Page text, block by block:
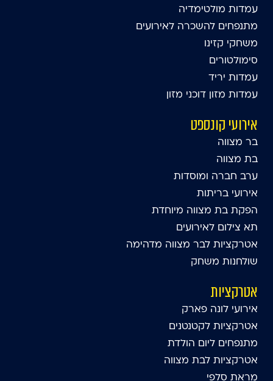
עמדות מולטימדיה
מתנפחים להשכרה לאירועים
משחקי קזינו
סימולטורים
עמדות יריד
עמדות מזון דוכני מזון
אירועי קונספט
בר מצווה
בת מצווה
ערב חברה ומוסדות
אירועי בריתות
הפקת בת מצווה מיוחדת
תא צילום לאירועים
אטרקציות לבר מצווה מדהימה
שולחנות משחק
אטרקציות
אירועי לונה פארק
אטרקציות לקטנטנים
מתנפחים ליום הולדת
אטרקציות לבת מצווה
מראת סלפי